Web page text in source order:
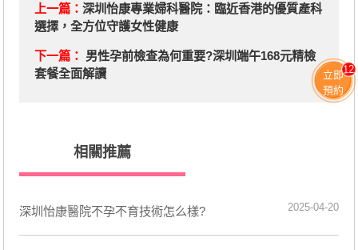
上一篇： 深圳怡康專業婦科醫院：臨近香港的優質產科
選擇，全方位守護女性健康
下一篇： 男性孕前檢查為何重要?深圳端午168元精檢
套餐全面解讀
相關推薦
深圳怡康醫院不孕不育技術怎么樣? 2025-04-20
立即
預約
12